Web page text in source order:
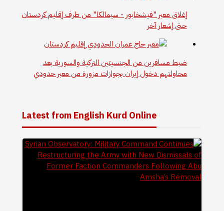
إغلاق معبر "فيشخابور - سيمالكا" من طرف إقليم كردستان
حتى إشعار آخر
ضبط مسافرين من الجنسيتين التركية والسورية بعد
محاولتهم دخول إيران بجوازات مزورة من معبر حدودي
Latest from English Kurd Online